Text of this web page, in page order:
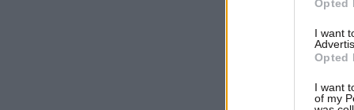
Opted
I want
Opted
I want
of my